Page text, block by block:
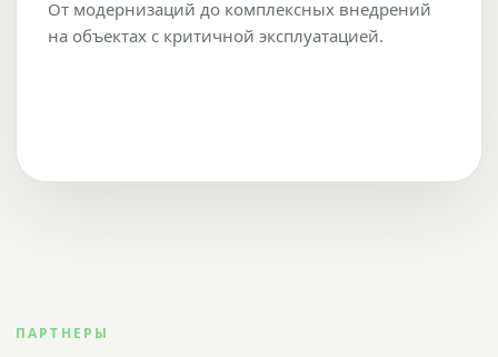
От модернизаций до комплексных внедрений
на объектах с критичной эксплуатацией.
ПАРТНЕРЫ